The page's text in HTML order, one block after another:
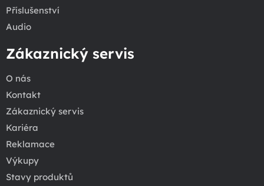
Příslušenství
Audio
Zákaznický servis
O nás
Kontakt
Zákaznický servis
Kariéra
Reklamace
Výkupy
Stavy produktů